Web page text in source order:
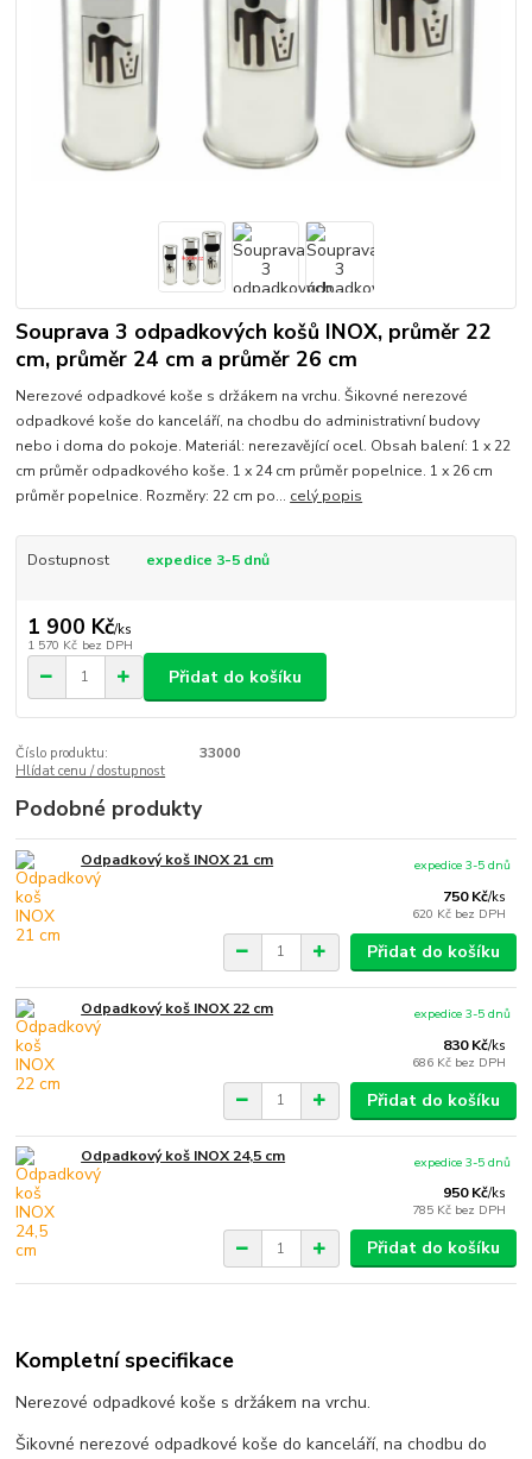
Souprava 3 odpadkových košů INOX, průměr 22
cm, průměr 24 cm a průměr 26 cm
Nerezové odpadkové koše s držákem na vrchu. Šikovné nerezové
odpadkové koše do kanceláří, na chodbu do administrativní budovy
nebo i doma do pokoje. Materiál: nerezavějící ocel. Obsah balení: 1 x 22
cm průměr odpadkového koše. 1 x 24 cm průměr popelnice. 1 x 26 cm
průměr popelnice. Rozměry: 22 cm po... celý popis
Dostupnost expedice 3-5 dnů
1 900 Kč/ks
1 570 Kč bez DPH
Přidat do košíku
Číslo produktu:
33000
Hlídat cenu / dostupnost
Podobné produkty
Odpadkový koš INOX 21 cm
750 Kč/ks
620 Kč bez DPH
expedice 3-5 dnů
Přidat do košíku
Odpadkový koš INOX 22 cm
830 Kč/ks
686 Kč bez DPH
expedice 3-5 dnů
Přidat do košíku
Odpadkový koš INOX 24,5 cm
950 Kč/ks
785 Kč bez DPH
expedice 3-5 dnů
Přidat do košíku
Kompletní specifikace
Nerezové odpadkové koše s držákem na vrchu.
Šikovné nerezové odpadkové koše do kanceláří, na chodbu do